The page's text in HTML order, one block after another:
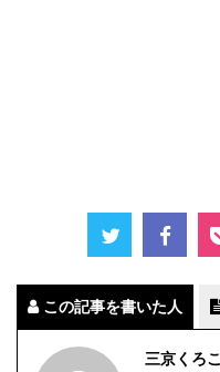
この記事を書いた人
三京くろこ